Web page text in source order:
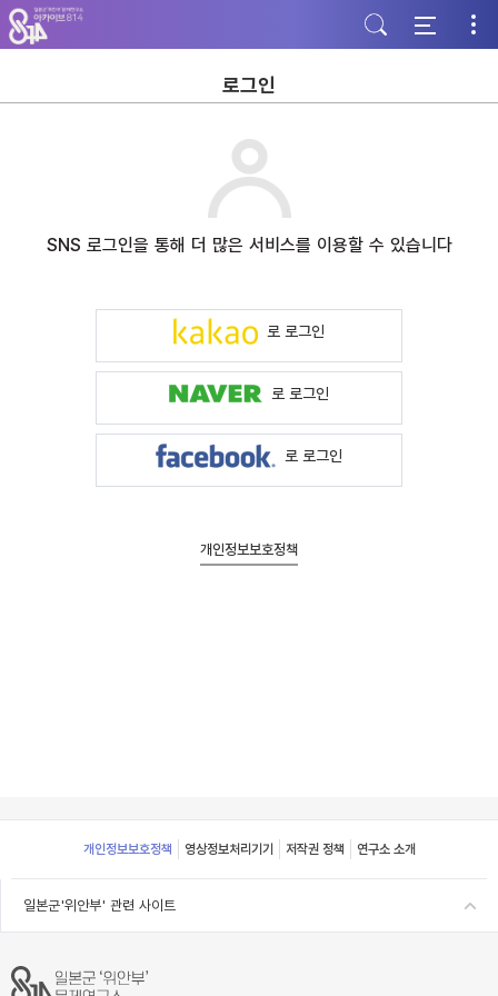
주
메
뉴
가
본
문
바
기
하
단
바
기
로그인
SNS 로그인을 통해 더 많은 서비스를 이용할 수 있습니다
로 로그인
로 로그인
로 로그인
개인정보보호정책
Footer
개인정보보호정책 영상정보처리기기 저작권 정책 연구소 소개
일본군'위안부' 관련 사이트